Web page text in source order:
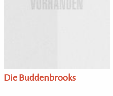
Die Buddenbrooks